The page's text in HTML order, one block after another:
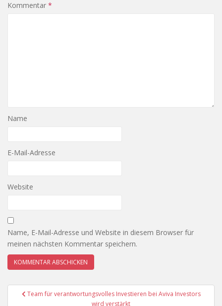
Kommentar *
Name
E-Mail-Adresse
Website
Name, E-Mail-Adresse und Website in diesem Browser für
meinen nächsten Kommentar speichern.
Beitragsnavigation
Team für verantwortungsvolles Investieren bei Aviva Investors
wird verstärkt